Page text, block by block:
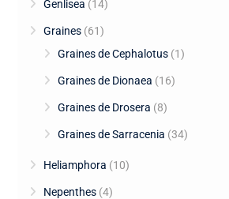
Genlisea (14)
Graines (61)
Graines de Cephalotus (1)
Graines de Dionaea (16)
Graines de Drosera (8)
Graines de Sarracenia (34)
Heliamphora (10)
Nepenthes (4)